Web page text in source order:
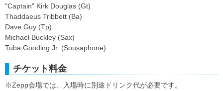
"Captain" Kirk Douglas (Gt)
Thaddaeus Tribbett (Ba)
Dave Guy (Tp)
Michael Buckley (Sax)
Tuba Gooding Jr. (Sousaphone)
チケット料金
※Zepp会場では、入場時に別途ドリンク代が必要です。